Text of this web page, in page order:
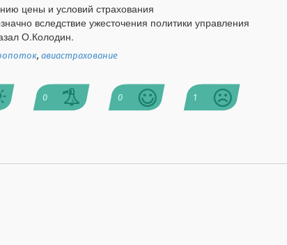
цены и условий страхования
вследствие ужесточения политики управления
О.Колодин.
,авиастрахование
0 0 1